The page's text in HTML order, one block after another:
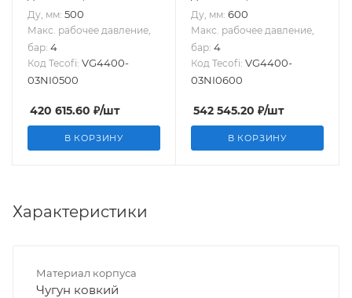
Ду, мм: 500
Макс. рабочее давление,
бар: 4
Код Tecofi: VG4400-
03NI0500
420 615.60 ₽/шт
В КОРЗИНУ
Ду, мм: 600
Макс. рабочее давление,
бар: 4
Код Tecofi: VG4400-
03NI0600
542 545.20 ₽/шт
В КОРЗИНУ
Характеристики
Материал корпуса
Чугун ковкий